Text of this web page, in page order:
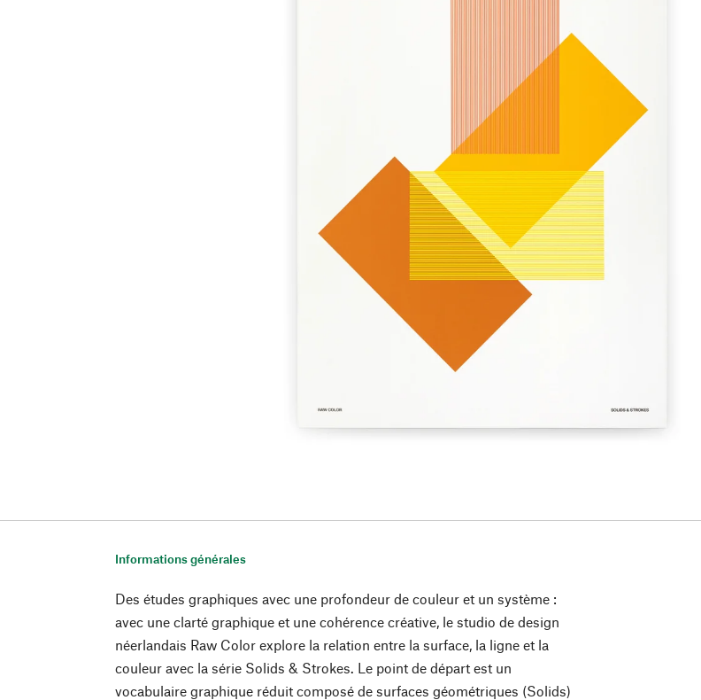
Informations générales
Des études graphiques avec une profondeur de couleur et un système :
avec une clarté graphique et une cohérence créative, le studio de design
néerlandais Raw Color explore la relation entre la surface, la ligne et la
couleur avec la série Solids & Strokes. Le point de départ est un
vocabulaire graphique réduit composé de surfaces géométriques (Solids)